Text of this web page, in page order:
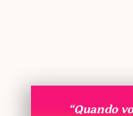
“Quando